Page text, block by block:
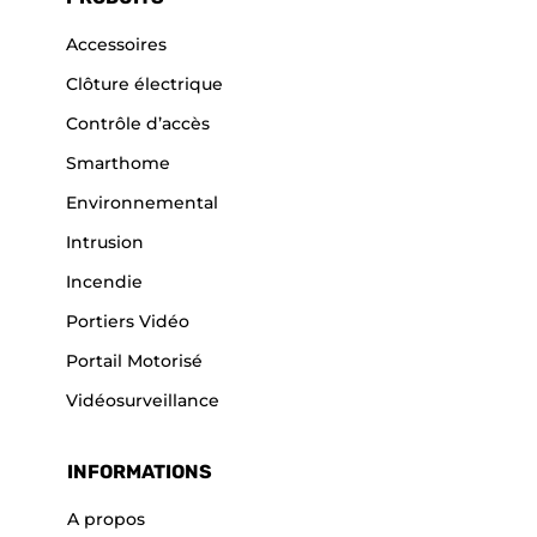
Accessoires
Clôture électrique
Contrôle d’accès
Smarthome
Environnemental
Intrusion
Incendie
Portiers Vidéo
Portail Motorisé
Vidéosurveillance
INFORMATIONS
A propos